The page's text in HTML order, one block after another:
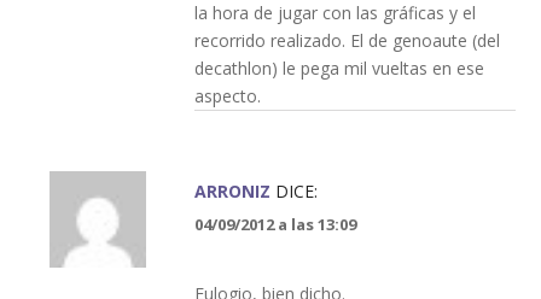
la hora de jugar con las gráficas y el
recorrido realizado. El de genoaute (del
decathlon) le pega mil vueltas en ese
aspecto.
ARRONIZ DICE:
04/09/2012 a las 13:09
Eulogio, bien dicho.